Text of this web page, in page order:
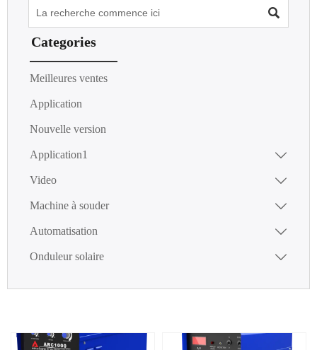

Categories
Meilleures ventes
Application
Nouvelle version
Application1 
Video 
Machine à souder 
Automatisation 
Onduleur solaire 